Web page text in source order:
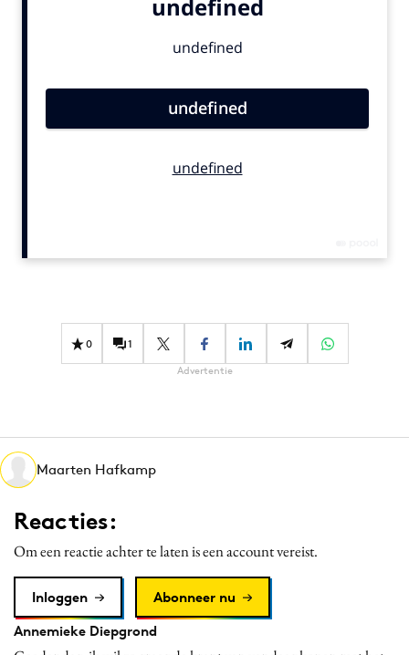
Carriere
Design
Diversiteit
Effectiviteit
Martech
Media
Merkstrategie
Purpose Marketing
Reputatie & crisis
0 1
Advertentie
Maarten Hafkamp
Reacties:
Om een reactie achter te laten is een account vereist.
Inloggen
Abonneer nu
Annemieke Diepgrond